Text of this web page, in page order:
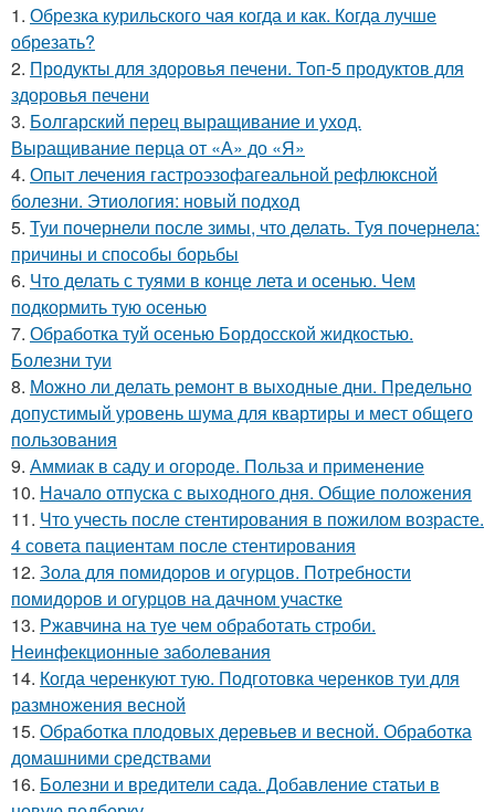
1. Обрезка курильского чая когда и как. Когда лучше
обрезать?
2. Продукты для здоровья печени. Топ-5 продуктов для
здоровья печени
3. Болгарский перец выращивание и уход.
Выращивание перца от «А» до «Я»
4. Опыт лечения гастроэзофагеальной рефлюксной
болезни. Этиология: новый подход
5. Туи почернели после зимы, что делать. Туя почернела:
причины и способы борьбы
6. Что делать с туями в конце лета и осенью. Чем
подкормить тую осенью
7. Обработка туй осенью Бордосской жидкостью.
Болезни туи
8. Можно ли делать ремонт в выходные дни. Предельно
допустимый уровень шума для квартиры и мест общего
пользования
9. Аммиак в саду и огороде. Польза и применение
10. Начало отпуска с выходного дня. Общие положения
11. Что учесть после стентирования в пожилом возрасте.
4 совета пациентам после стентирования
12. Зола для помидоров и огурцов. Потребности
помидоров и огурцов на дачном участке
13. Ржавчина на туе чем обработать строби.
Неинфекционные заболевания
14. Когда черенкуют тую. Подготовка черенков туи для
размножения весной
15. Обработка плодовых деревьев и весной. Обработка
домашними средствами
16. Болезни и вредители сада. Добавление статьи в